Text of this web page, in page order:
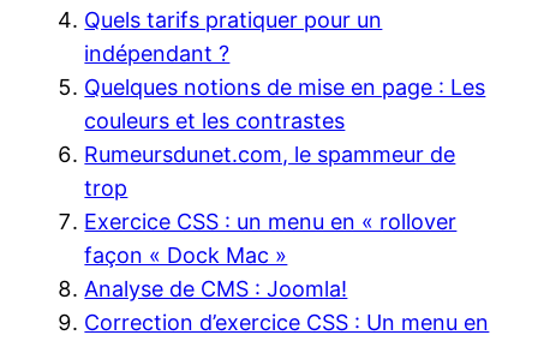
Quels tarifs pratiquer pour un
indépendant ?
Quelques notions de mise en page : Les
couleurs et les contrastes
Rumeursdunet.com, le spammeur de
trop
Exercice CSS : un menu en « rollover
façon « Dock Mac »
Analyse de CMS : Joomla!
Correction d’exercice CSS : Un menu en